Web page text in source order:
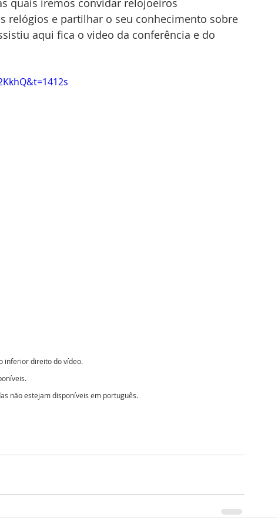
quais iremos convidar relojoeiros
relógios e partilhar o seu conhecimento sobre
aqui fica o video da conferência e do
inferior direito do vídeo.
não estejam disponíveis em português.